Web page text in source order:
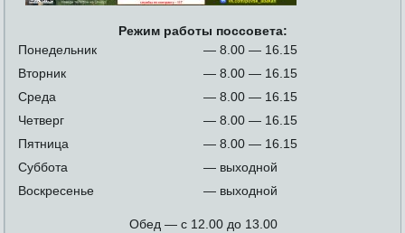
Режим работы поссовета:
Понедельник
— 8.00 — 16.15
Вторник
— 8.00 — 16.15
Среда
— 8.00 — 16.15
Четверг
— 8.00 — 16.15
Пятница
— 8.00 — 16.15
Суббота
— выходной
Воскресенье
— выходной
Обед — с 12.00 до 13.00